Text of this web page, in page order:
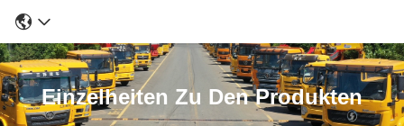
Einzelheiten Zu Den Produkten